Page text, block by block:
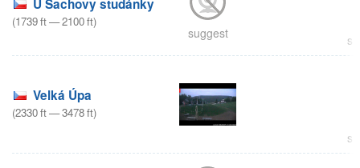
U Sachovy studánky
(1739ft—2100ft)
suggest
Velká Úpa
(2330ft—3478ft)